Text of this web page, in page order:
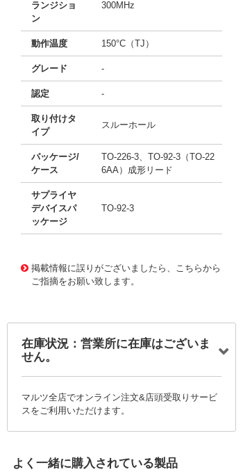
ランジショ
ン
300MHz
動作温度 150°C（TJ）
グレード -
認定 -
取り付けタ
イプ
スルーホール
パッケージ/
ケース
TO-226-3、TO-92-3（TO-22
6AA）成形リード
サプライヤ
デバイスパ
ッケージ
TO-92-3
掲載情報に誤りがございましたら、こちらから
ご指摘をお願い致します。
在庫状況：営業所に在庫はございま
せん。
マルツ全店でオンライン注文&店頭受取りサービ
スをご利用いただけます。
よく一緒に購入されている製品